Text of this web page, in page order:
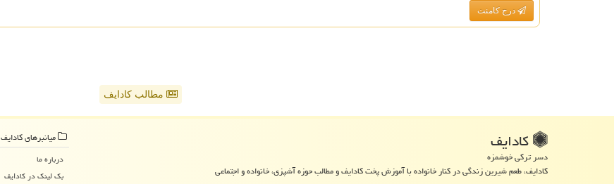
درج کامنت
مطالب کادایف
كادایف
دسر ترکی خوشمزه
کادایف، طعم شیرین زندگی در کنار خانواده با آموزش پخت کادایف و مطالب حوزه آشپزی، خانواده و اجتماعی
میانبرهای كادایف
درباره ما
بک لینک در كادایف